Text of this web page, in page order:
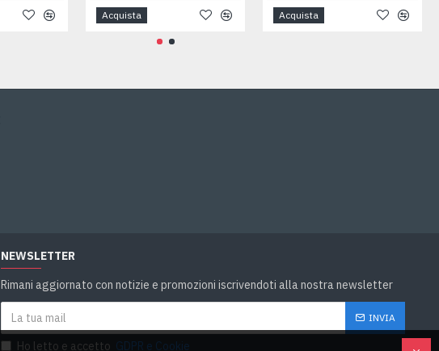
Acquista
Acquista Acquista
NEWSLETTER
Rimani aggiornato con notizie e promozioni iscrivendoti alla nostra newsletter
INVIA
Ho letto e accetto GDPR e Cookie